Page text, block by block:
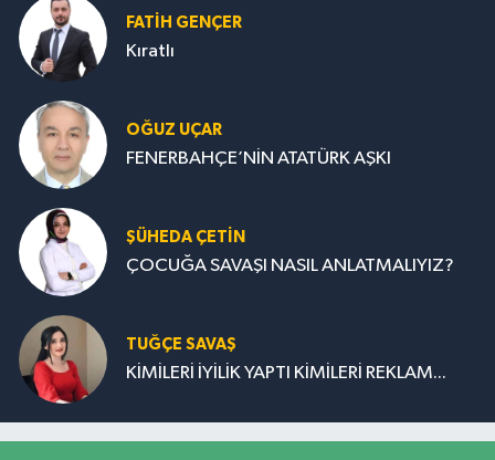
FATIH GENÇER
Kıratlı
OĞUZ UÇAR
FENERBAHÇE’NİN ATATÜRK AŞKI
ŞÜHEDA ÇETİN
ÇOCUĞA SAVAŞI NASIL ANLATMALIYIZ?
TUĞÇE SAVAŞ
KİMİLERİ İYİLİK YAPTI KİMİLERİ REKLAM...